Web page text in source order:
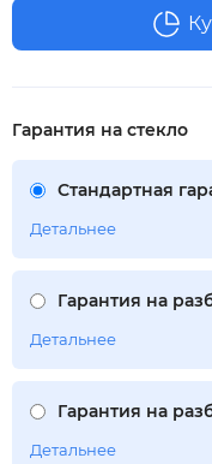
Гарантия на стекло
Стандартная
Детальнее
Гарантия на
Детальнее
Гарантия на
Детальнее